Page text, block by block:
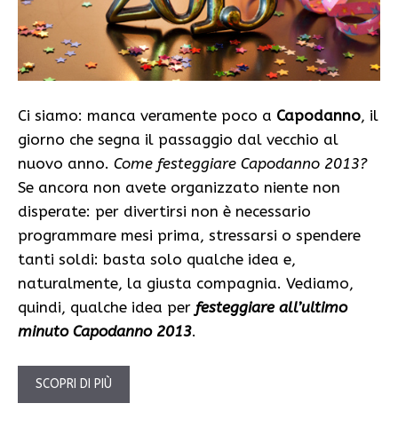
Ci siamo: manca veramente poco a Capodanno, il
giorno che segna il passaggio dal vecchio al
nuovo anno. Come festeggiare Capodanno 2013?
Se ancora non avete organizzato niente non
disperate: per divertirsi non è necessario
programmare mesi prima, stressarsi o spendere
tanti soldi: basta solo qualche idea e,
naturalmente, la giusta compagnia. Vediamo,
quindi, qualche idea per festeggiare all’ultimo
minuto Capodanno 2013.
SCOPRI DI PIÙ